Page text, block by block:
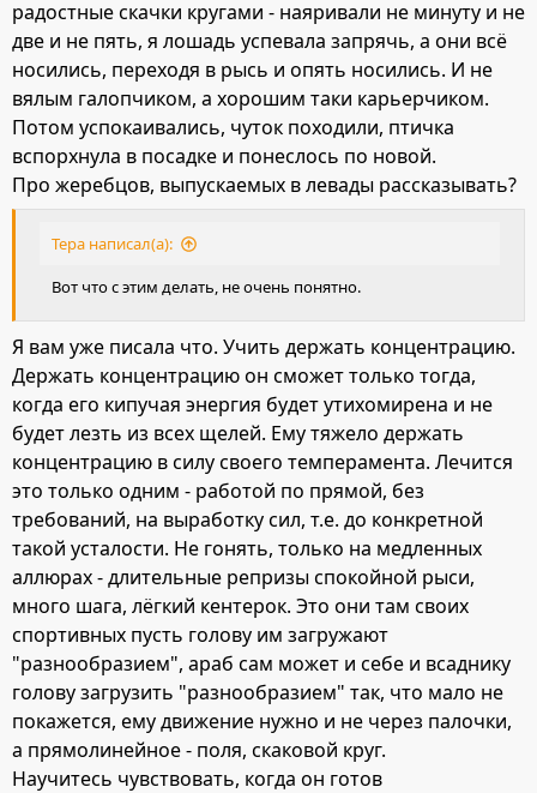
радостные скачки кругами - наяривали не минуту и не
две и не пять, я лошадь успевала запрячь, а они всё
носились, переходя в рысь и опять носились. И не
вялым галопчиком, а хорошим таки карьерчиком.
Потом успокаивались, чуток походили, птичка
вспорхнула в посадке и понеслось по новой.
Про жеребцов, выпускаемых в левады рассказывать?
Тера написал(а):
Вот что с этим делать, не очень понятно.
Я вам уже писала что. Учить держать концентрацию.
Держать концентрацию он сможет только тогда,
когда его кипучая энергия будет утихомирена и не
будет лезть из всех щелей. Ему тяжело держать
концентрацию в силу своего темперамента. Лечится
это только одним - работой по прямой, без
требований, на выработку сил, т.е. до конкретной
такой усталости. Не гонять, только на медленных
аллюрах - длительные репризы спокойной рыси,
много шага, лёгкий кентерок. Это они там своих
спортивных пусть голову им загружают
"разнообразием", араб сам может и себе и всаднику
голову загрузить "разнообразием" так, что мало не
покажется, ему движение нужно и не через палочки,
а прямолинейное - поля, скаковой круг.
Научитесь чувствовать, когда он готов